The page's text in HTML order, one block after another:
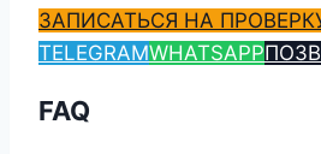
ЗАПИСАТЬСЯ НА
TELEGRAMWHATSAPP
FAQ